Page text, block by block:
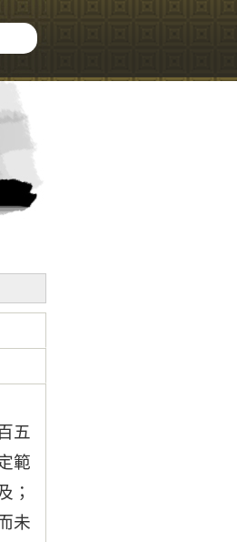
五
範
；
未